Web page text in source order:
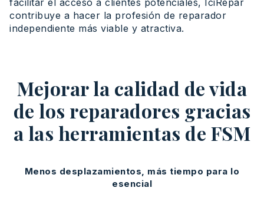
contribuye a hacer la profesión de reparador
independiente más viable y atractiva.
Mejorar la calidad de vida
de los reparadores gracias
a las herramientas de FSM
Menos desplazamientos, más tiempo para lo
esencial